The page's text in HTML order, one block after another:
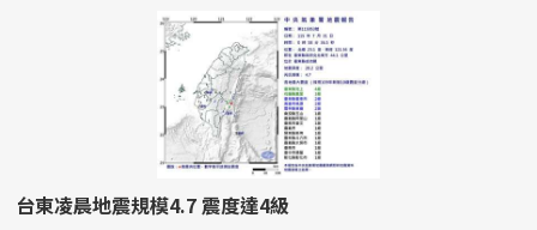
台東凌晨地震規模4.7 震度達4級